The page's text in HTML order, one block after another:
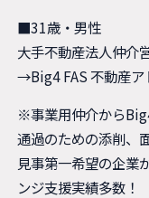
■31歳・男性
大手不動産法人仲介
→Big4 FAS 不動産ア
※事業用仲介から
通過のための添削、
見事第一希望の企業
ンジ支援実績多数！